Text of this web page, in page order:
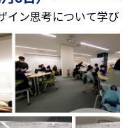
イン思考について学びま